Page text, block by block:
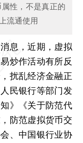
性，不是真正的
流通使用
息，近期，虚拟
炒作活动有所反
扰乱经济金融正
民银行等部门发
》《关于防范代
防范虚拟货币交
、中国银行业协